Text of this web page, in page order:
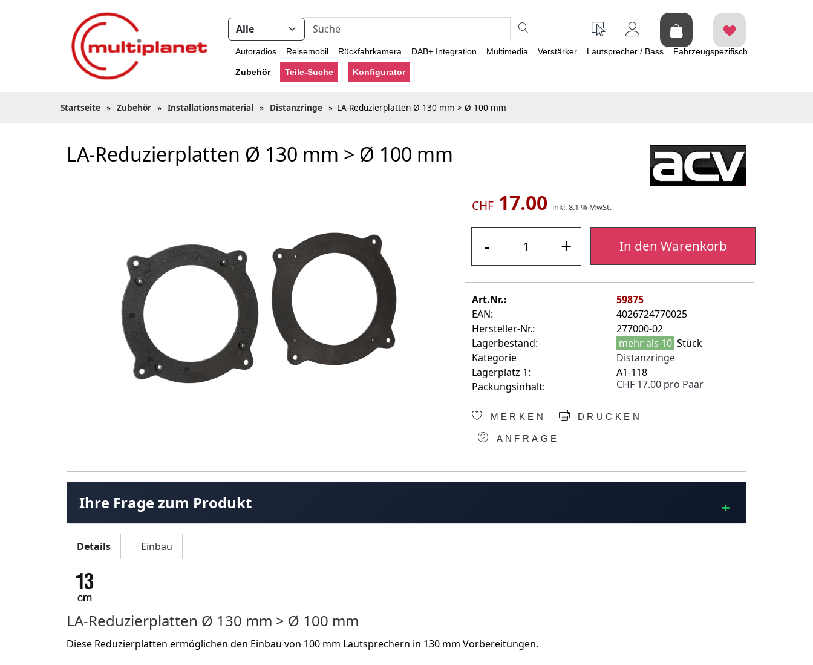
Autoradios Reisemobil Rückfahrkamera DAB+ Integration Multimedia Verstärker Lautsprecher / Bass Fahrzeugspezifisch
Zubehör Teile-Suche Konfigurator
Startseite » Zubehör » Installationsmaterial » Distanzringe » LA-Reduzierplatten Ø 130 mm > Ø 100 mm
LA-Reduzierplatten Ø 130 mm > Ø 100 mm
CHF17.00 inkl. 8.1 % MwSt.
- + In den Warenkorb
Art.Nr.:
59875
EAN:
4026724770025
Hersteller-Nr.:
277000-02
Lagerbestand:
mehr als 10 Stück
Kategorie
Distanzringe
Lagerplatz 1:
A1-118
Packungsinhalt:
CHF 17.00 pro Paar
MERKEN DRUCKEN
ANFRAGE
Ihre Frage zum Produkt
Details Einbau
LA-Reduzierplatten Ø 130 mm > Ø 100 mm
Diese Reduzierplatten ermöglichen den Einbau von 100 mm Lautsprechern in 130 mm Vorbereitungen.